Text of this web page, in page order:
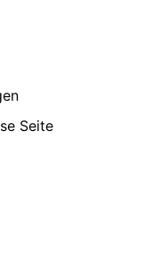
Seite